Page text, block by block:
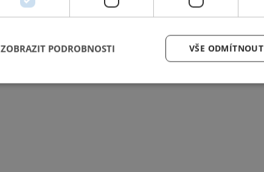
VŠE ODMÍTNOUT
ZOBRAZIT PODROBNOSTI